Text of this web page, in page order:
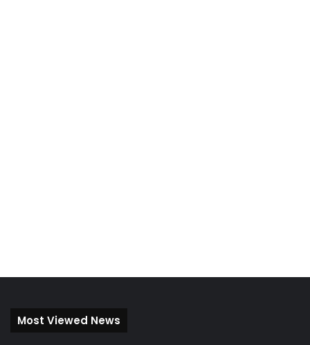
Most Viewed News